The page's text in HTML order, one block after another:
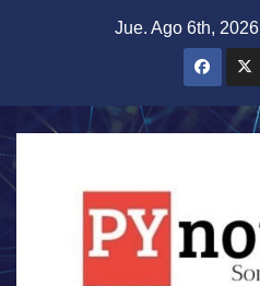
Jue. Ago 6th, 2026